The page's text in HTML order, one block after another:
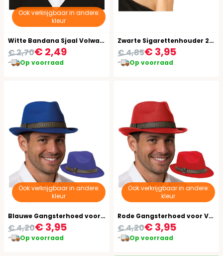
Ook verkrijgbaar in andere:
kleur
Witte Bandana Sjaal Volwassenen
€ 2,49
€ 2,70
Op voorraad
Zwarte Sigarettenhouder 20's Retro
€ 3,95
€ 4,85
Op voorraad
Ook verkrijgbaar in andere:
kleur
Blauwe Gangsterhoed voor Volwassenen
€ 3,95
€ 4,20
Op voorraad
Ook verkrijgbaar in andere:
kleur
Rode Gangsterhoed voor Volwassenen
€ 3,95
€ 4,20
Op voorraad